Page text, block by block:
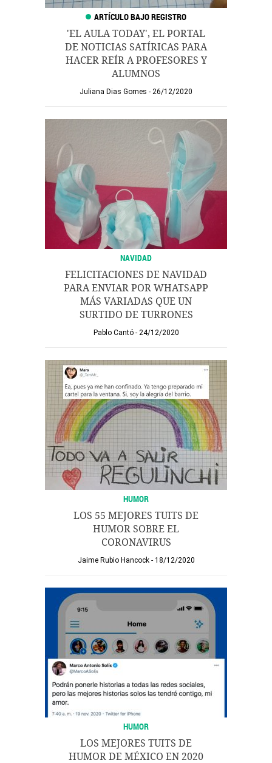
'EL AULA TODAY', EL PORTAL
DE NOTICIAS SATÍRICAS PARA
HACER REÍR A PROFESORES Y
ALUMNOS
Juliana Dias Gomes 26/12/2020
NAVIDAD
FELICITACIONES DE NAVIDAD
PARA ENVIAR POR WHATSAPP
MÁS VARIADAS QUE UN
SURTIDO DE TURRONES
Pablo Cantó 24/12/2020
HUMOR
LOS 55 MEJORES TUITS DE
HUMOR SOBRE EL
CORONAVIRUS
Jaime Rubio Hancock 18/12/2020
HUMOR
LOS MEJORES TUITS DE
HUMOR DE MÉXICO EN 2020